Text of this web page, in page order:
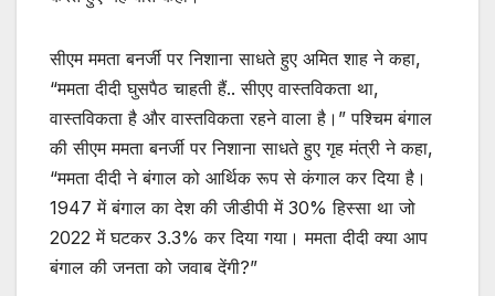
सीएम ममता बनर्जी पर निशाना साधते हुए अमित शाह ने कहा,
“ममता दीदी घुसपैठ चाहती हैं.. सीएए वास्तविकता था,
वास्तविकता है और वास्तविकता रहने वाला है।” पश्चिम बंगाल
की सीएम ममता बनर्जी पर निशाना साधते हुए गृह मंत्री ने कहा,
“ममता दीदी ने बंगाल को आर्थिक रूप से कंगाल कर दिया है।
1947 में बंगाल का देश की जीडीपी में 30% हिस्सा था जो
2022 में घटकर 3.3% कर दिया गया। ममता दीदी क्या आप
बंगाल की जनता को जवाब देंगी?”